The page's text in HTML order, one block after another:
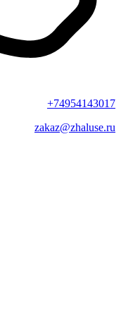
+74954143017
zakaz@zhaluse.ru